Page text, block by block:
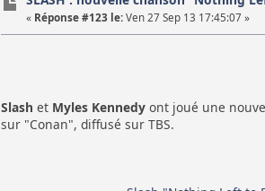
« Réponse #123 le: Ven 27 Sep 13 17:45:07 »
Slash et Myles Kennedyont joué une
sur "Conan", diffusé sur TBS.